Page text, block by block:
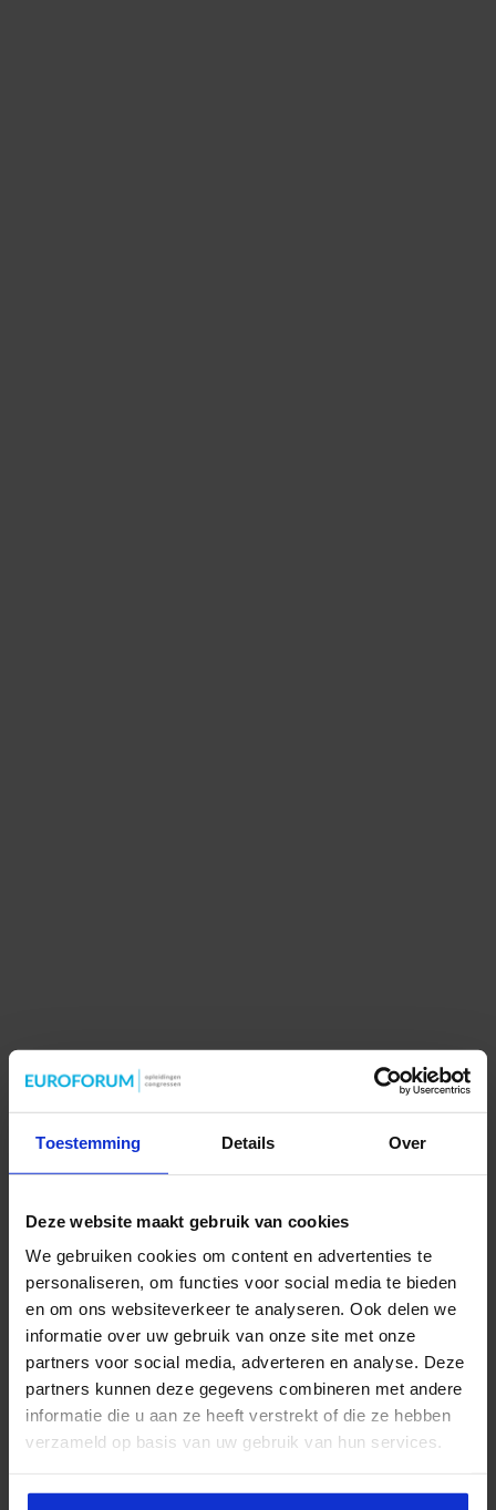
Toestemming Details Over
Deze website maakt gebruik van cookies
We gebruiken cookies om content en advertenties te
personaliseren, om functies voor social media te bieden
en om ons websiteverkeer te analyseren. Ook delen we
informatie over uw gebruik van onze site met onze
partners voor social media, adverteren en analyse. Deze
partners kunnen deze gegevens combineren met andere
informatie die u aan ze heeft verstrekt of die ze hebben
verzameld op basis van uw gebruik van hun services.